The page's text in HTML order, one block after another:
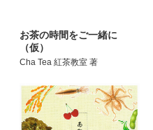
お茶の時間をご一緒に
（仮）
Cha Tea 紅茶教室 著